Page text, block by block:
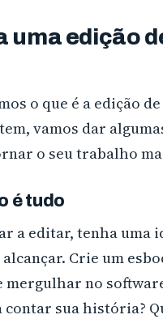
uma edição
o que é a edição
vamos dar
o seu trabalho
é tudo
a editar, tenha uma
Crie um
no
contar sua história?